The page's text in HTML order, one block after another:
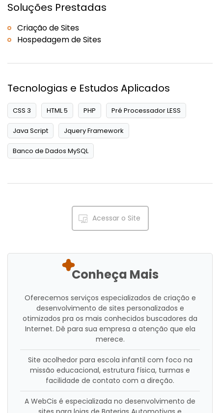
Soluções Prestadas
Criação de Sites
Hospedagem de Sites
Tecnologias e Estudos Aplicados
CSS 3 HTML 5 PHP Pré Processador LESS
Java Script Jquery Framework
Banco de Dados MySQL
Acessar o Site
Conheça Mais
Oferecemos serviços especializados de criação e
desenvolvimento de sites personalizados e
otimizados pra os mais conhecidos buscadores da
Internet. Dê para sua empresa a atenção que ela
merece.
Site acolhedor para escola infantil com foco na
missão educacional, estrutura física, turmas e
facilidade de contato com a direção.
A WebCis é especializada no desenvolvimento de